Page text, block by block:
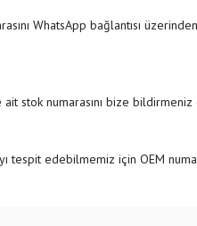
WhatsApp bağlantısı
ait stok numarasını bize
tespit edebilmemiz için OEM